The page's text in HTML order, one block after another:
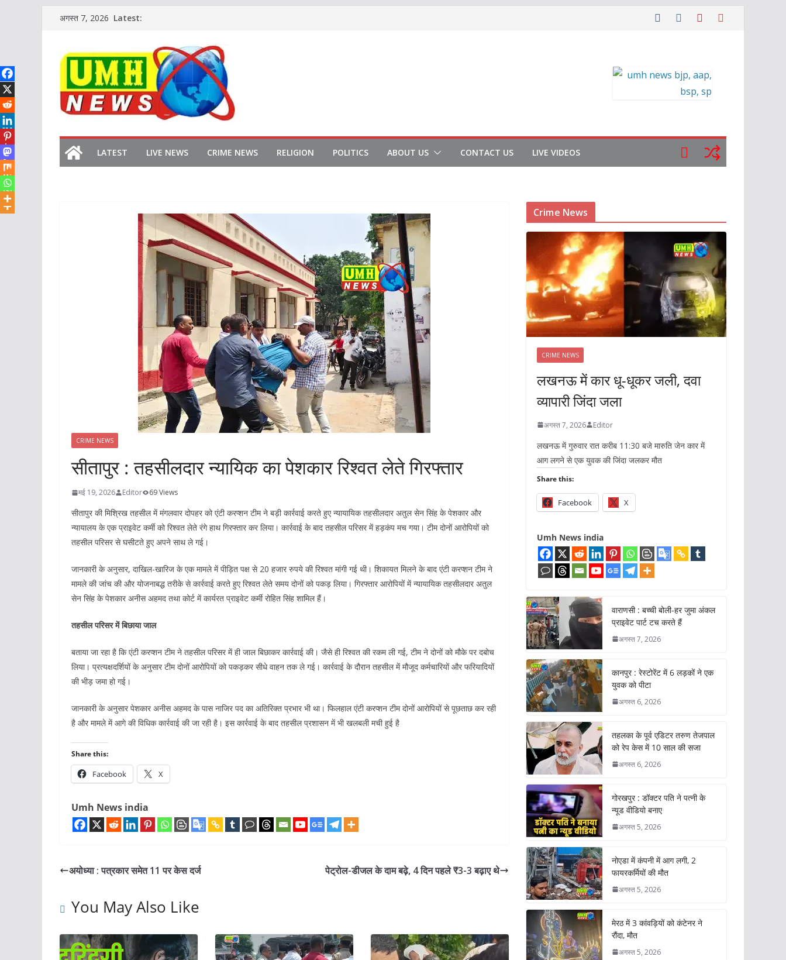
अगस्त 7, 2026 Latest:
LATEST LIVE NEWS CRIME NEWS RELIGION POLITICS ABOUT US CONTACT US LIVE VIDEOS
CRIME NEWS
सीतापुर : तहसीलदार न्यायिक का पेशकार रिश्वत लेते गिरफ्तार
मई 19, 2026 Editor 69 Views
सीतापुर की मिश्रिख तहसील में मंगलवार दोपहर को एंटी करप्शन टीम ने बड़ी कार्रवाई करते हुए न्यायायिक तहसीलदार अतुल सेन सिंह के पेशकार और
न्यायालय के एक प्राइवेट कर्मी को रिश्वत लेते रंगे हाथ गिरफ्तार कर लिया। कार्रवाई के बाद तहसील परिसर में हड़कंप मच गया। टीम दोनों आरोपियों को
तहसील परिसर से घसीटते हुए अपने साथ ले गई।
जानकारी के अनुसार, दाखिल-खारिज के एक मामले में पीड़ित पक्ष से 20 हजार रुपये की रिश्वत मांगी गई थी। शिकायत मिलने के बाद एंटी करप्शन टीम ने
मामले की जांच की और योजनाबद्ध तरीके से कार्रवाई करते हुए रिश्वत लेते समय दोनों को पकड़ लिया। गिरफ्तार आरोपियों में न्यायायिक तहसीलदार अतुल
सेन सिंह के पेशकार अनीस अहमद तथा कोर्ट में कार्यरत प्राइवेट कर्मी रोहित सिंह शामिल हैं।
तहसील परिसर में बिछाया जाल
बताया जा रहा है कि एंटी करप्शन टीम ने तहसील परिसर में ही जाल बिछाकर कार्रवाई की। जैसे ही रिश्वत की रकम ली गई, टीम ने दोनों को मौके पर दबोच
लिया। प्रत्यक्षदर्शियों के अनुसार टीम दोनों आरोपियों को पकड़कर सीधे वाहन तक ले गई। कार्रवाई के दौरान तहसील में मौजूद कर्मचारियों और फरियादियों
की भीड़ जमा हो गई।
जानकारी के अनुसार पेशकार अनीस अहमद के पास नाजिर पद का अतिरिक्त प्रभार भी था। फिलहाल एंटी करप्शन टीम दोनों आरोपियों से पूछताछ कर रही
है और मामले में आगे की विधिक कार्रवाई की जा रही है। इस कार्रवाई के बाद तहसील प्रशासन में भी खलबली मची हुई है
Share this:
Facebook X
Umh News india
अयोध्या : पत्रकार समेत 11 पर केस दर्ज पेट्रोल-डीजल के दाम बढ़े, 4 दिन पहले ₹3-3 बढ़ाए थे
You May Also Like
Crime News
CRIME NEWS
लखनऊ में कार धू-धूकर जली, दवा
व्यापारी जिंदा जला
अगस्त 7, 2026 Editor
लखनऊ में गुरुवार रात करीब 11:30 बजे मारुति जेन कार में
आग लगने से एक युवक की जिंदा जलकर मौत
Share this:
Facebook X
Umh News india
वाराणसी : बच्ची बोली-हर जुमा अंकल
प्राइवेट पार्ट टच करते हैं
अगस्त 7, 2026
कानपुर : रेस्टोरेंट में 6 लड़कों ने एक
युवक को पीटा
अगस्त 6, 2026
तहलका के पूर्व एडिटर तरुण तेजपाल
को रेप केस में 10 साल की सजा
अगस्त 6, 2026
गोरखपुर : डॉक्टर पति ने पत्नी के
न्यूड वीडियो बनाए
अगस्त 5, 2026
नोएडा में कंपनी में आग लगी, 2
फायरकर्मियों की मौत
अगस्त 5, 2026
मेरठ में 3 कांवड़ियों को कंटेनर ने
रौंदा, मौत
अगस्त 5, 2026